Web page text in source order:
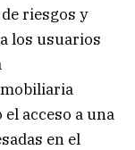
riesgos y
los usuarios
acceso a una
en el